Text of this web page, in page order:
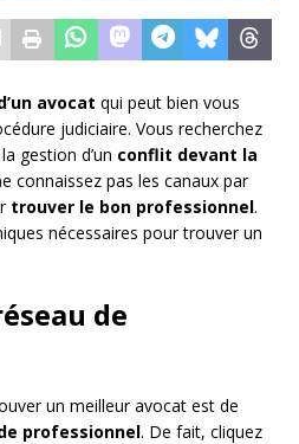
avocat qui peut bien vous
judiciaire. Vous recherchez
gestion d’un conflit devant la
connaissez pas les canaux par
trouver le bon professionnel.
nécessaires pour trouver un
de
un meilleur avocat est de
professionnel. De fait, cliquez